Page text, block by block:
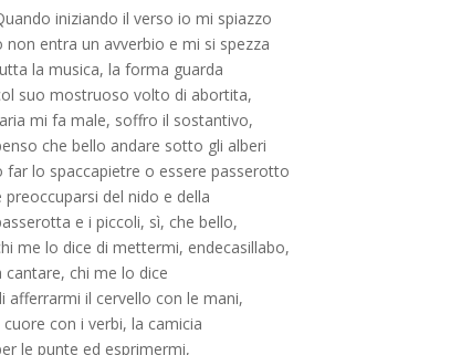
iniziando il verso io mi spiazzo
non entra un avverbio e mi si spezza
la musica, la forma guarda
suo mostruoso volto di abortita,
mi fa male, soffro il sostantivo,
che bello andare sotto gli alberi
far lo spaccapietre o essere passerotto
preoccuparsi del nido e della
e i piccoli, sì, che bello,
me lo dice di mettermi, endecasillabo,
cantare, chi me lo dice
afferrarmi il cervello con le mani,
cuore con i verbi, la camicia
le punte ed esprimermi,